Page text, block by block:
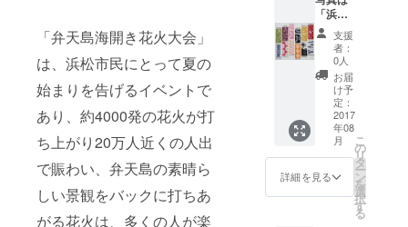
「弁天島海開き花火大会」
は、浜松市民にとって夏の
始まりを告げるイベントで
あり、約4000発の花火が打
ち上がり20万人近くの人出
で賑わい、弁天島の素晴ら
しい景観をバックに打ちあ
がる花火は、多くの人が楽
シート
はフェ
ス会場
の海岸
に面し
た花火
を観や
すい場
所にご
用意い
たしま
す。
「浜松
注染そ
め」手
ぬぐい
の例で
す。こ
れから
浜名湖
弁天島
をイ
メージ
した特
製手ぬ
ぐいを
支援
者：
0人
お届
け予
定：
2017
年08
月
詳細を見る
こ
の
リ
タ
ー
ン
を
選
択
す
る